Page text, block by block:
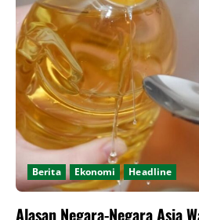
Berita Ekonomi Headline
Alasan Negara-Negara Asia